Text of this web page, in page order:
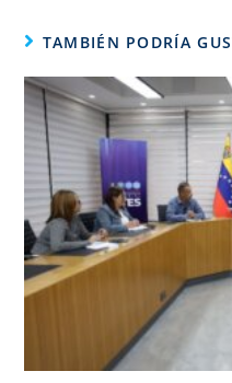
TAMBIÉN PODRÍA